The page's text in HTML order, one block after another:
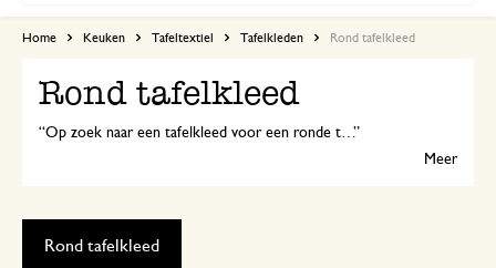
Home Keuken Tafeltextiel Tafelkleden Rond tafelkleed
Rond tafelkleed
Op zoek naar een tafelkleed voor een ronde tafel? Dek de tafel voor een gezellig etentje met een van de ronde tafelkleden van Dille & Kamille. Beschikbaar in allerlei kleuren en prints, én gemaakt van biologisch katoen. Verkrijgbaar in 2 afmetingen; met een doorsnede van 180 cm en speciaal voor grotere tafels zelfs 210 cm!
Meer
Rond tafelkleed